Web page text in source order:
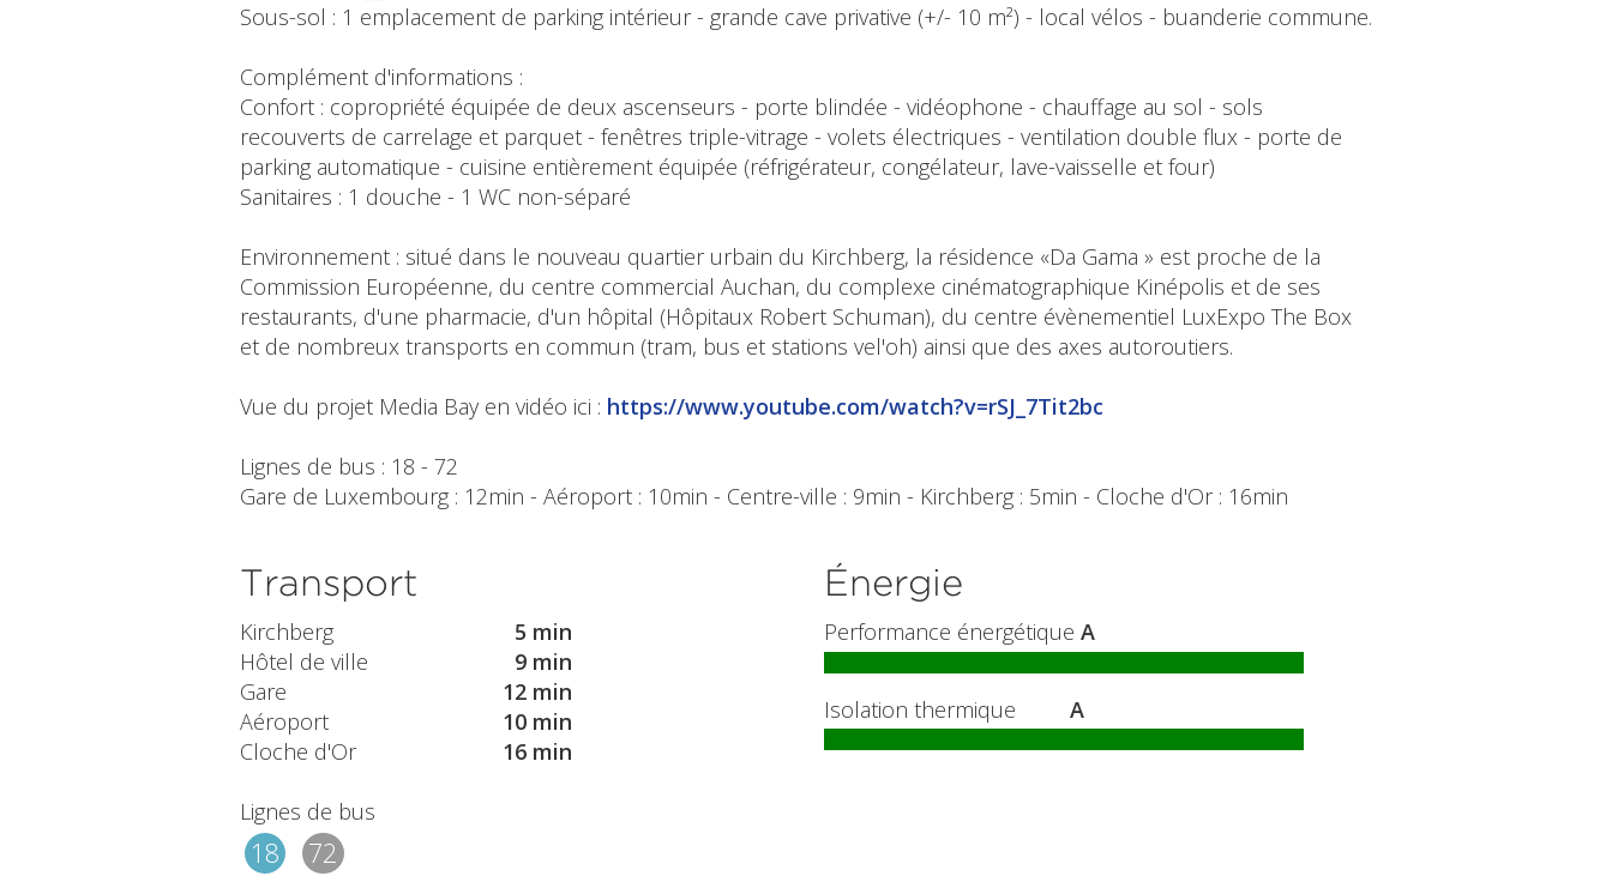
Sous-sol : 1 emplacement de parking intérieur - grande cave privative (+/- 10 m²) - local vélos - buanderie commune.
Complément d'informations :
Confort : copropriété équipée de deux ascenseurs - porte blindée - vidéophone - chauffage au sol - sols
recouverts de carrelage et parquet - fenêtres triple-vitrage - volets électriques - ventilation double flux - porte de
parking automatique - cuisine entièrement équipée (réfrigérateur, congélateur, lave-vaisselle et four)
Sanitaires : 1 douche - 1 WC non-séparé
Environnement : situé dans le nouveau quartier urbain du Kirchberg, la résidence «Da Gama » est proche de la
Commission Européenne, du centre commercial Auchan, du complexe cinématographique Kinépolis et de ses
restaurants, d'une pharmacie, d'un hôpital (Hôpitaux Robert Schuman), du centre évènementiel LuxExpo The Box
et de nombreux transports en commun (tram, bus et stations vel'oh) ainsi que des axes autoroutiers.
Vue du projet Media Bay en vidéo ici : https://www.youtube.com/watch?v=rSJ_7Tit2bc
Lignes de bus : 18 - 72
Gare de Luxembourg : 12min - Aéroport : 10min - Centre-ville : 9min - Kirchberg : 5min - Cloche d'Or : 16min
Transport
Kirchberg
5 min
Hôtel de ville
9 min
Gare
12 min
Aéroport
10 min
Cloche d'Or
16 min
Lignes de bus
18 72
Énergie
Performance énergétique A
Isolation thermique A